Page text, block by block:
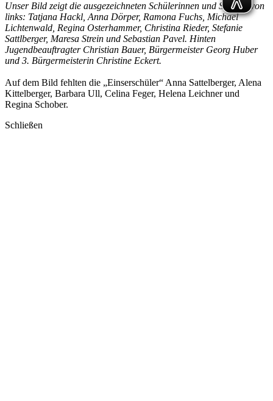
Unser Bild zeigt die ausgezeichneten Schülerinnen und Schüler von
links: Tatjana Hackl, Anna Dörper, Ramona Fuchs, Michael
Lichtenwald, Regina Osterhammer, Christina Rieder, Stefanie
Sattlberger, Maresa Strein und Sebastian Pavel. Hinten
Jugendbeauftragter Christian Bauer, Bürgermeister Georg Huber
und 3. Bürgermeisterin Christine Eckert.
Auf dem Bild fehlten die „Einserschüler“ Anna Sattelberger, Alena
Kittelberger, Barbara Ull, Celina Feger, Helena Leichner und
Regina Schober.
Schließen